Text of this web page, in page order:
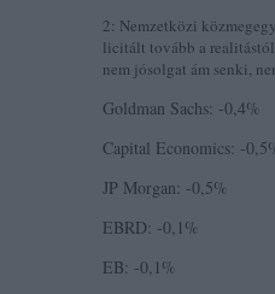
2: Nemzetközi
licitált tovább a
nem jósolgat ám senki,
Goldman Sachs: -0,4%
Capital Economics: -
JP Morgan: -0,5%
EBRD: -0,1%
EB: -0,1%